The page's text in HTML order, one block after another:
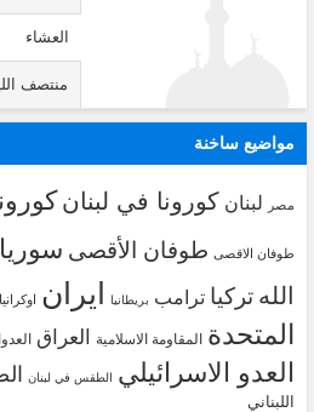
العشاء
منتصف
مواضيع ساخنة
مصر لبنان كورونا في لبنان
طوفان الاقصى طوفان الأقصى سوريا
الله تركيا ترامب بريطانيا ايران اوكرانيا
المتحدة المقاومة الاسلامية العراق
العدو الاسرائيلي الطقس في لبنان
اللبناني